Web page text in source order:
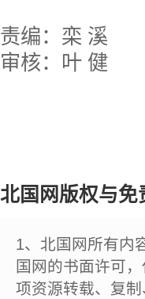
责编：栾 溪
审核：叶 健
北国网版权与免
1、北国网所有内
国网的书面许可
项资源转载、复